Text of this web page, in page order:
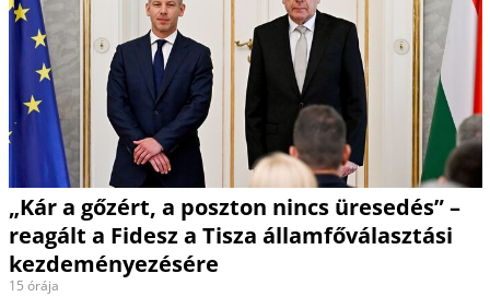
„Kár a gőzért, a poszton nincs üresedés” –
reagált a Fidesz a Tisza államfőválasztási
kezdeményezésére
15 órája